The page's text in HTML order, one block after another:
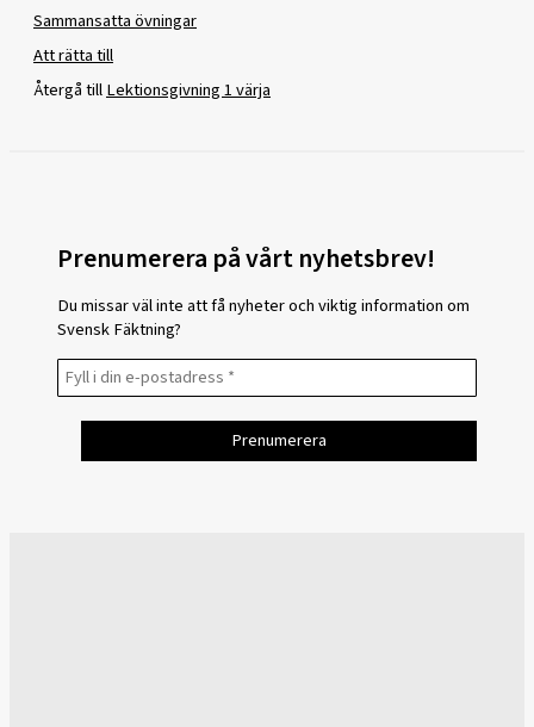
Sammansatta övningar
Att rätta till
Återgå tillLektionsgivning 1 värja
Prenumerera på vårt nyhetsbrev!
Du missar väl inte att få nyheter och viktig information om
Svensk Fäktning?